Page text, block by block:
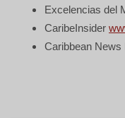
Excelencias del
CaribeInsider
Caribbean News